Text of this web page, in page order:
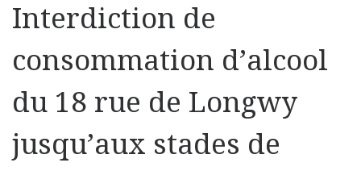
Interdiction de
consommation d’alcool
du 18 rue de Longwy
jusqu’aux stades de